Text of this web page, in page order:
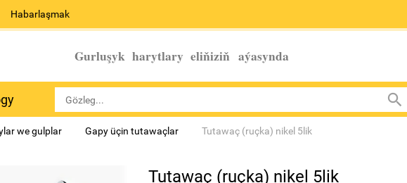
Habarlaşmak
Gurluşyk harytlary eliňiziň aýasynda
we gulplar Gapy üçin tutawaçlar Tutawaç (ruçka) nikel 5lik
Tutawaç (ruçka) nikel 5lik